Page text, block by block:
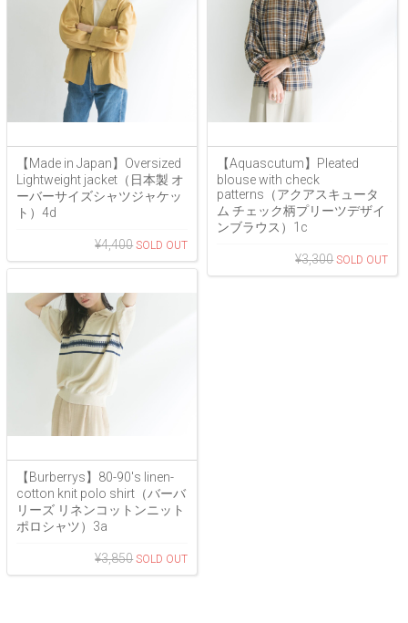
【Made in Japan】Oversized
Lightweight jacket（日本製 オ
ーバーサイズシャツジャケッ
ト）4d
¥4,400
【Aquascutum】Pleated
blouse with check
patterns（アクアスキュータ
ム チェック柄プリーツデザイ
ンブラウス）1c
¥3,300
【Burberrys】80-90's linen-
cotton knit polo shirt（バーバ
リーズ リネンコットンニット
ポロシャツ）3a
¥3,850